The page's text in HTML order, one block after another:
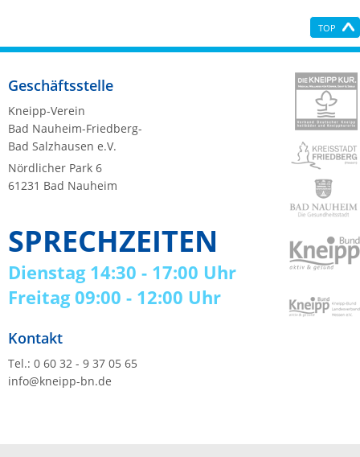
Geschäftsstelle
Kneipp-Verein
Bad Nauheim-Friedberg-
Bad Salzhausen e.V.
Nördlicher Park 6
61231 Bad Nauheim
SPRECHZEITEN
Dienstag 14:30 - 17:00 Uhr
Freitag 09:00 - 12:00 Uhr
Kontakt
Tel.: 0 60 32 - 9 37 05 65
info@kneipp-bn.de
TOP